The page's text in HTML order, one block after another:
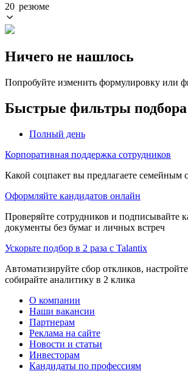
20 резюме
Ничего не нашлось
Попробуйте изменить формулировку или
Быстрые фильтры
Полный день
Корпоративная поддержка сотрудников
Какой соцпакет вы предлагаете семейным
Оформляйте кандидатов онлайн
Проверяйте сотрудников и подписывайте
документы без бумаг и личных встреч
Ускорьте подбор в 2 раза с Talantix
Автоматизируйте сбор откликов,
собирайте аналитику в 2 клика
О компании
Наши вакансии
Партнерам
Реклама на сайте
Новости и статьи
Инвесторам
Кандидаты по профессиям